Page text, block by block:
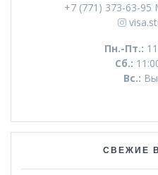
+7 (771) 373-63-95
Пн.-Пт.:
Сб.:
Вс.:
СВЕЖИЕ